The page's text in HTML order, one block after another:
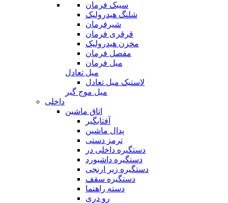
سیبک فرمان
شلنگ هیدرولیک
شیرفرمان
قرقری فرمان
مخزن هیدرولیک
مفصل فرمان
میل فرمان
میل تعادل
لاستیک میل تعادل
میل موج گیر
داخلی
اتاق ماشین
آفتابگیر
پدال ماشین
ترمز دستی
دستگیره داخلی در
دستگیره داشبورد
دستگیره زیر ارنجی
دستگیره سقف
دسته راهنما
رو دری